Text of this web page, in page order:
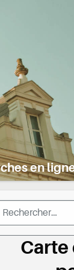
en
Rechercher :
Carte